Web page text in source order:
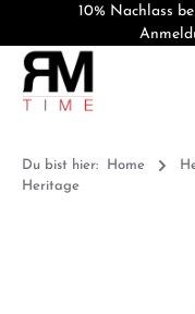
10% Nachlass
Du bist hier: Home
Heritage